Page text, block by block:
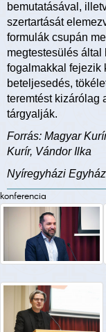
bemutatásával,
szertartását
formulák csupán
megtestesülés által
fogalmakkal fejezik
beteljesedés,
teremtést kizárólag
tárgyalják.
Forrás: Magyar
Kurír, Vándor Ilka
Nyíregyházi
konferencia